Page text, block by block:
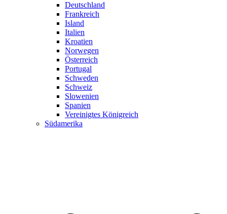
Deutschland
Frankreich
Island
Italien
Kroatien
Norwegen
Österreich
Portugal
Schweden
Schweiz
Slowenien
Spanien
Vereinigtes Königreich
Südamerika